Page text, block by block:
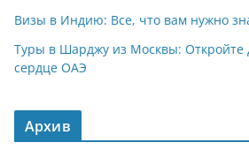
Визы в Индию: Все, что вам нужно
Туры в Шарджу из Москвы: Откройте
сердце ОАЭ
Архив